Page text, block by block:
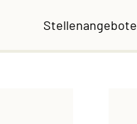
Stellenangebote